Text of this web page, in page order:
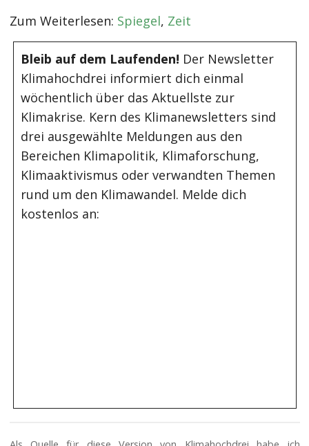
Zum Weiterlesen: Spiegel, Zeit
Bleib auf dem Laufenden! Der Newsletter
Klimahochdrei informiert dich einmal
wöchentlich über das Aktuellste zur
Klimakrise. Kern des Klimanewsletters sind
drei ausgewählte Meldungen aus den
Bereichen Klimapolitik, Klimaforschung,
Klimaaktivismus oder verwandten Themen
rund um den Klimawandel. Melde dich
kostenlos an: